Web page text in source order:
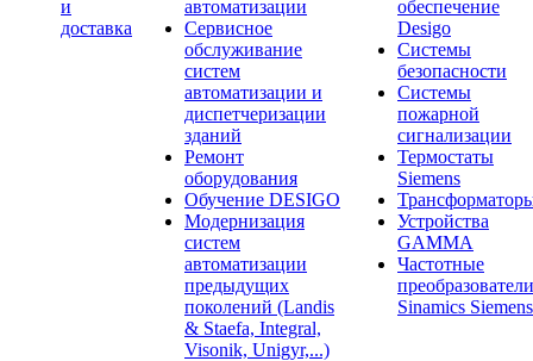
и
доставка
автоматизации
Сервисное
обслуживание
систем
автоматизации и
диспетчеризации
зданий
Ремонт
оборудования
Обучение DESIGO
Модернизация
систем
автоматизации
предыдущих
поколений (Landis
& Staefa, Integral,
Visonik, Unigyr,...)
обеспечение
Desigo
Системы
безопасности
Системы
пожарной
сигнализации
Термостаты
Siemens
Устройства
GAMMA
Частотные
преобразователи
Sinamics Siemens